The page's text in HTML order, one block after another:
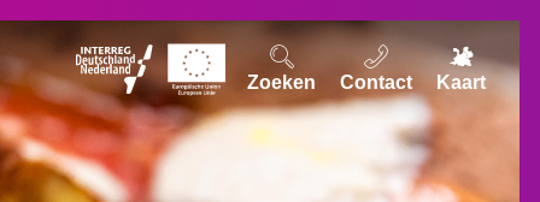
Zoeken Contact Kaart